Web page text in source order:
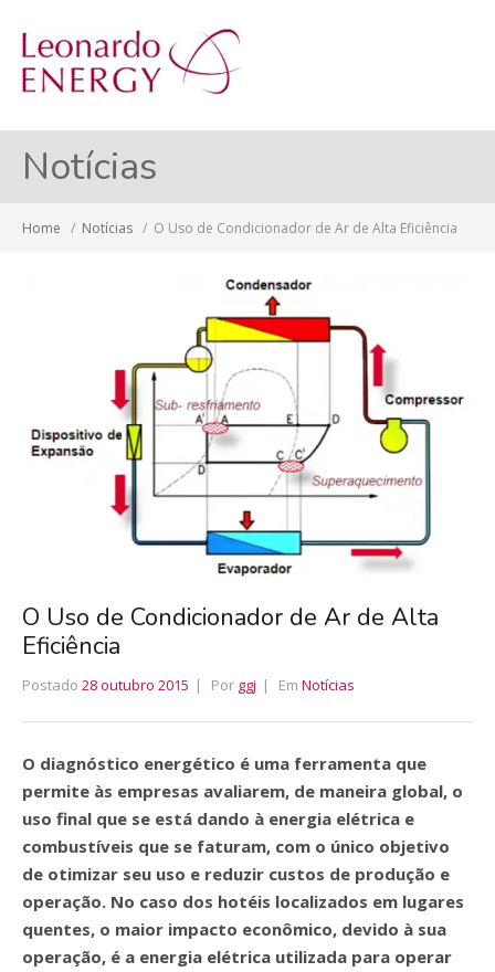
Notícias
Home / Notícias / O Uso de Condicionador de Ar de Alta Eficiência
O Uso de Condicionador de Ar de Alta
Eficiência
Postado 28 outubro 2015 Por ggj Em Notícias
O diagnóstico energético é uma ferramenta que
permite às empresas avaliarem, de maneira global, o
uso final que se está dando à energia elétrica e
combustíveis que se faturam, com o único objetivo
de otimizar seu uso e reduzir custos de produção e
operação. No caso dos hotéis localizados em lugares
quentes, o maior impacto econômico, devido à sua
operação, é a energia elétrica utilizada para operar